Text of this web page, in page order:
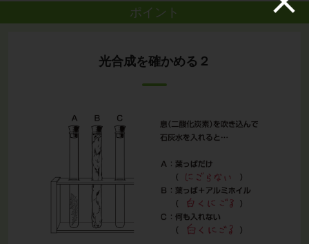
ポイント
光合成を確かめる２